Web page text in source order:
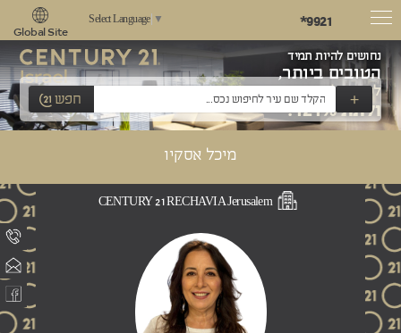
*9921
Select Language ▼
Global Site
נחושים להיות תמיד
הטובים ביותר,
לשאוף למצוינות
ולתת 121%!
+ חפש
מיכל אסקיו
CENTURY 21 RECHAVIA Jerusalem